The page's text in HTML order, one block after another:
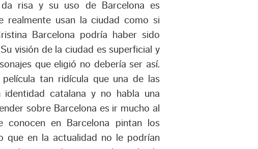
risa y su uso de Barcelona es
realmente usan la ciudad como si
Barcelona podría haber sido
visión de la ciudad es superficial y
que eligió no debería ser así.
tan ridícula que una de las
catalana y no habla una
sobre Barcelona es ir mucho al
conocen en Barcelona pintan los
que en la actualidad no le podrían